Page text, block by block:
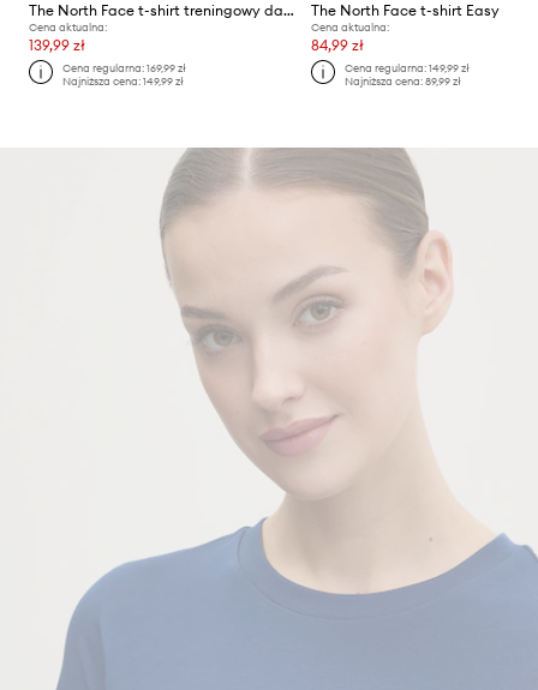
The North Face t-shirt treningowy damski FLEX EMBOSSED
Cena aktualna:
139,99 zł
Cena regularna:169,99 zł
Najniższa cena:149,99 zł
The North Face t-shirt Easy
Cena aktualna:
84,99 zł
Cena regularna: 149,99 zł
Najniższa cena: 89,99 zł